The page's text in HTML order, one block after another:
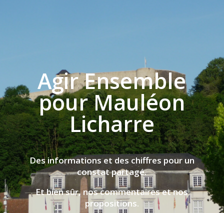
Agir Ensemble
pour Mauléon
Licharre
Des informations et des chiffres pour un
constat partagé.
Et bien sûr, nos commentaires et nos
propositions.